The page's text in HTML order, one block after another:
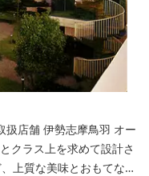
鳥羽 オー
クラス上を求めて設計さ
上質な美味とおもてなし